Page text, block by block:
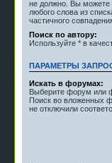
не должно. Вы можете
любого слова из
частичного
Поиск по автору:
Используйте * в
ПАРАМЕТРЫ
Искать в форумах:
Выберите форум или
Поиск во вложенных
не отключили